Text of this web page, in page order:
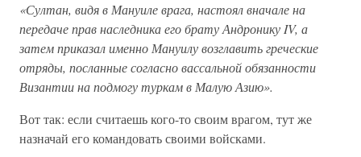
«Султан, видя в Мануиле врага, настоял вначале на
передаче прав наследника его брату Андронику IV, а
затем приказал именно Мануилу возглавить греческие
отряды, посланные согласно вассальной обязанности
Византии на подмогу туркам в Малую Азию».
Вот так: если считаешь кого-то своим врагом, тут же
назначай его командовать своими войсками.